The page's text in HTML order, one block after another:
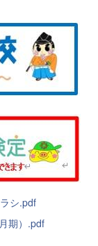
シ.pdf
期）.pdf